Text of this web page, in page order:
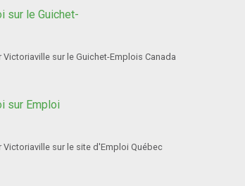
sur le Guichet-Emplois Canada
sur le site d'Emploi Québec